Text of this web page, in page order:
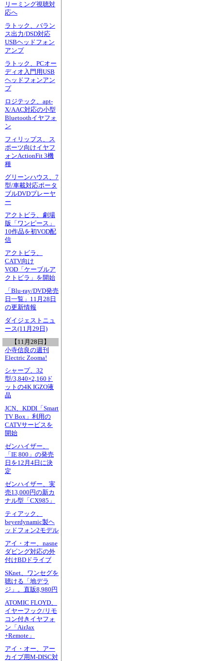
リーミング視聴対
応へ
ラトック、バラン
ス出力/DSD対応
USBヘッドフォン
アンプ
ラトック、PCオー
ディオ入門用USB
ヘッドフォンアン
プ
ロジテック、apt-
X/AAC対応の小型
Bluetoothイヤフォ
ン
フィリップス、ス
ポーツ向けイヤフ
ォンActionFit 3機
種
グリーンハウス、7
型/車載対応ポータ
ブルDVDプレーヤ
ー
アクトビラ、劇場
版「ワンピース」
10作品を初VOD配
信
アクトビラ、
CATV向け
VOD「ケーブルア
クトビラ」を開始
「Blu-ray/DVD発売
日一覧」11月28日
の更新情報
ダイジェストニュ
ース(11月29日)
【11月28日】
小寺信良の週刊
Electric Zooma!
シャープ、32
型/3,840×2,160ド
ットの4K IGZO液
晶
JCN、KDDI「Smart
TV Box」利用の
CATVサービスを
開始
ゼンハイザー、
「IE 800」の発売
日を12月4日に決
定
ゼンハイザー、実
売13,000円の新カ
ナル型「CX985」
ティアック、
beyerdynamic製ヘ
ッドフォン2モデル
アイ・オー、nasne
ダビング対応の外
付けBDドライブ
SKnet、ワンセグを
聴ける「地デラ
ジ」。直販8,980円
ATOMIC FLOYD、
イヤーフック/リモ
コン付きイヤフォ
ン「AirJax
+Remote」
アイ・オー、アー
カイブ用M-DISC対